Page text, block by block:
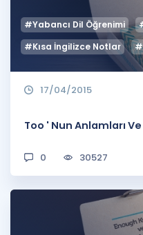
#Yabancı Dil Öğrenimi
#Kısa İngilizce Notlar
17/04/2015
Too ' Nun Anlamları
0 30527